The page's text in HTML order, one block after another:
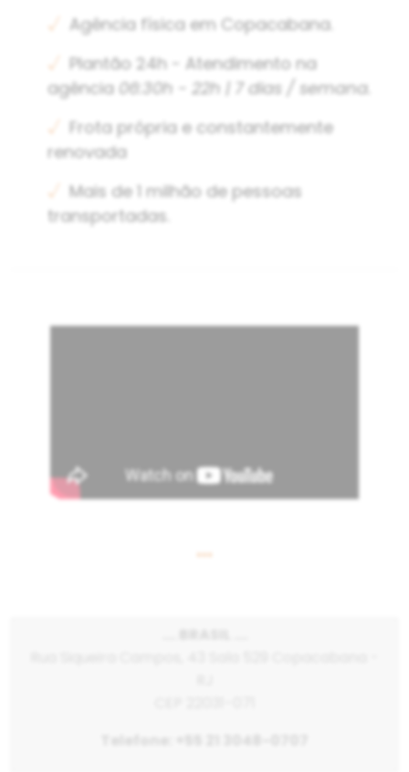
√ Agência física em Copacabana.
√
Plantão 24h - Atendimento na
agência 06:30h - 22h | 7 dias / semana.
√ Frota própria e constantemente
renovada
√
Mais de 1 milhão de pessoas
transportadas.
•••